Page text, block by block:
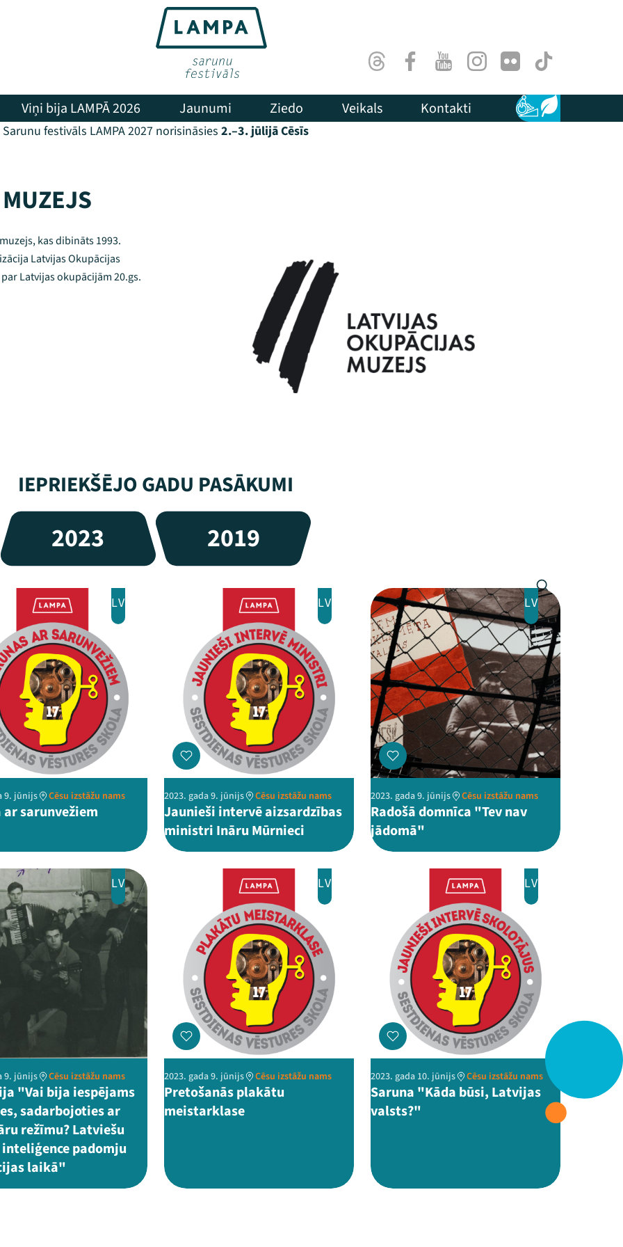
ThreadsFacebookYoutubeInstagram
Flick TikTok
Viņi bija LAMPĀ 2026 Jaunumi Ziedo Veikals Kontakti Pieejamība
Ilgtspēja
Sarunu festivāls LAMPA 2027 norisināsies 2.–3. jūlijā Cēsīs
kas dibināts 1993.
Latvijas Okupācijas
Latvijas okupācijām 20.gs.
IEPRIEKŠĒJO GADU PASĀKUMI
2023 2019
LV
9. jūnijs Cēsu izstāžu nams
ar sarunvežiem
LV
2023. gada 9. jūnijs Cēsu izstāžu nams
Jaunieši intervē aizsardzības
ministri Ināru Mūrnieci
LV
2023. gada 9. jūnijs Cēsu izstāžu nams
Radošā domnīca "Tev nav
jādomā"
LV
9. jūnijs Cēsu izstāžu nams
"Vai bija iespējams
sadarbojoties ar
režīmu? Latviešu
padomju
laikā"
LV
2023. gada 9. jūnijs Cēsu izstāžu nams
Pretošanās plakātu
meistarklase
LV
2023. gada 10. jūnijs Cēsu izstāžu nams
Saruna "Kāda būsi, Latvijas
valsts?"